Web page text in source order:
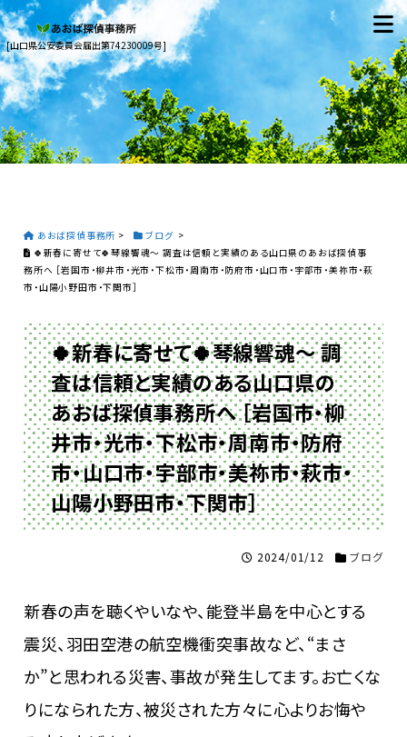
[山口県公安委員会届出第74230009号]
あおば探偵事務所 > ブログ >
🍀新春に寄せて🍀琴線響魂〜 調査は信頼と実績のある山口県のあおば探偵事
務所へ ［岩国市・柳井市・光市・下松市・周南市・防府市・山口市・宇部市・美祢市・萩
市・山陽小野田市・下関市］
🍀新春に寄せて🍀琴線響魂〜 調
査は信頼と実績のある山口県の
あおば探偵事務所へ ［岩国市・柳
井市・光市・下松市・周南市・防府
市・山口市・宇部市・美祢市・萩市・
山陽小野田市・下関市］
2024/01/12 ブログ
新春の声を聴くやいなや、能登半島を中心とする
震災、羽田空港の航空機衝突事故など、“まさ
か”と思われる災害、事故が発生してます。お亡くな
りになられた方、被災された方々に心よりお悔や